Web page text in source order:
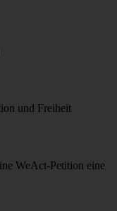
und Freiheit
WeAct-Petition eine